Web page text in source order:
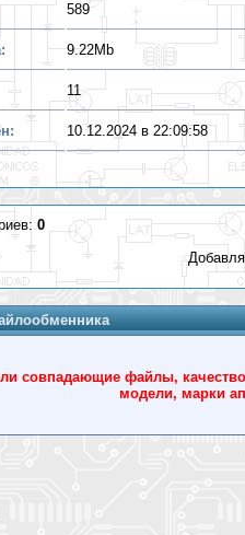
589
9.22Mb
11
10.12.2024 в 22:09:58
0
совпадающие файлы, качество
модели, марки